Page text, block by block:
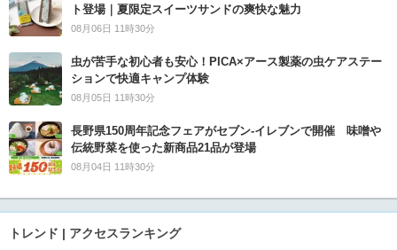
ト登場｜夏限定スイーツサンドの爽快な魅力
08月06日 11時30分
虫が苦手な初心者も安心！PICA×アース製薬の虫ケアステー
ションで快適キャンプ体験
08月05日 11時30分
長野県150周年記念フェアがセブン-イレブンで開催 味噌や
伝統野菜を使った新商品21品が登場
08月04日 11時30分
トレンド | アクセスランキング